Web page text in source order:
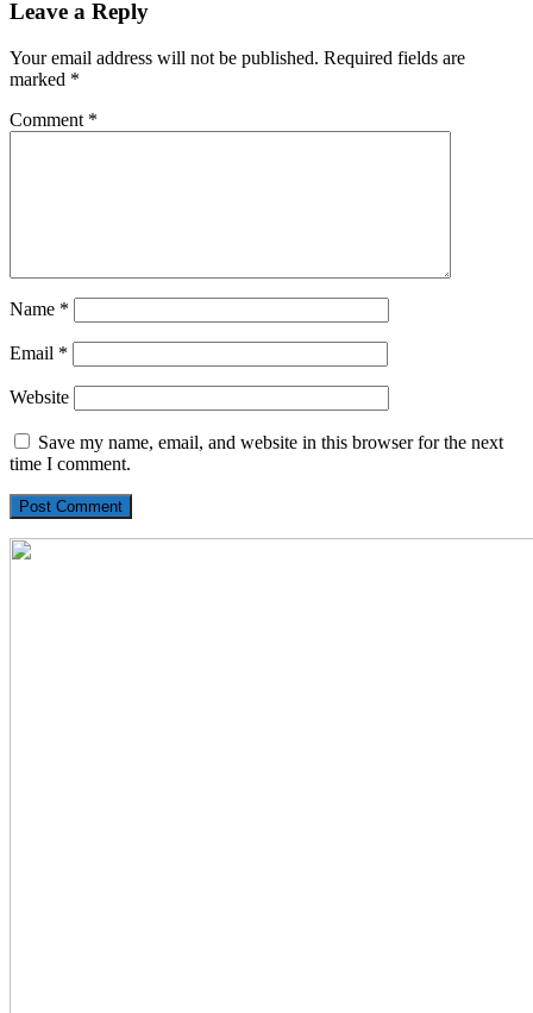
Leave a Reply
Your email address will not be published. Required fields are
marked *
Comment *
Name *
Email *
Website
Save my name, email, and website in this browser for the next
time I comment.